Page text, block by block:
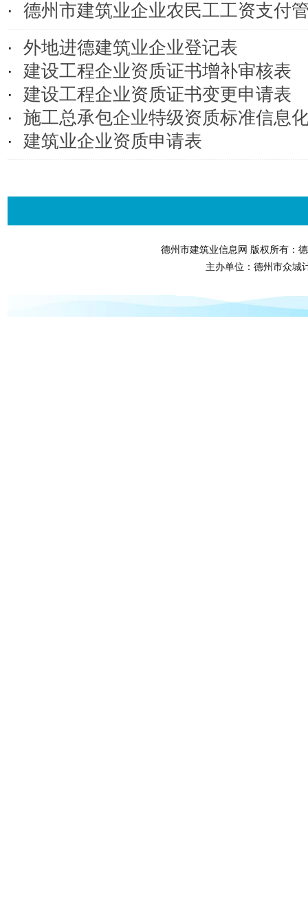
·
德州市建筑业企业农民工工资支付
·
外地进德建筑业企业登记表
·
建设工程企业资质证书增补审核表
·
建设工程企业资质证书变更申请表
·
施工总承包企业特级资质标准信息
·
建筑业企业资质申请表
德州市建筑业信息网 版权所有：
主办单位：德州市众城